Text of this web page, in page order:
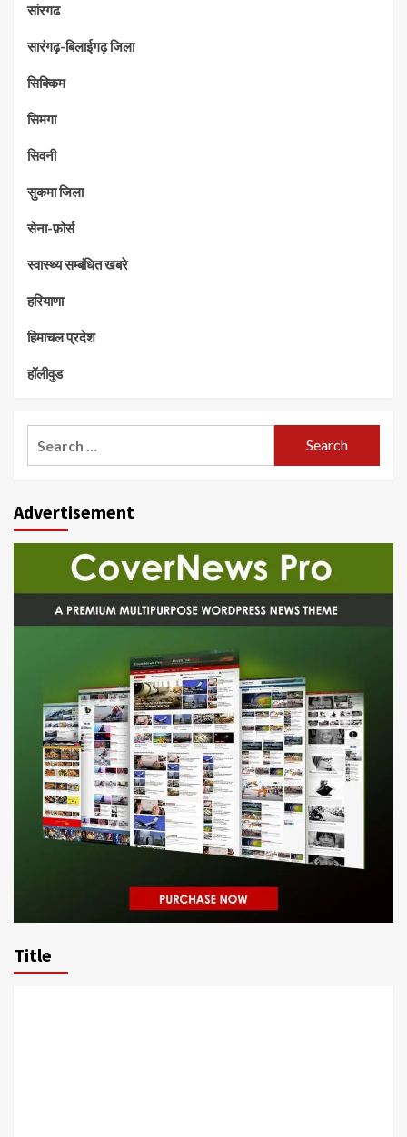
सांरगढ
सारंगढ़-बिलाईगढ़ जिला
सिक्किम
सिमगा
सिवनी
सुकमा जिला
सेना-फ़ोर्स
स्वास्थ्य सम्बंधित खबरे
हरियाणा
हिमाचल प्रदेश
हॉलीवुड
Advertisement
Title